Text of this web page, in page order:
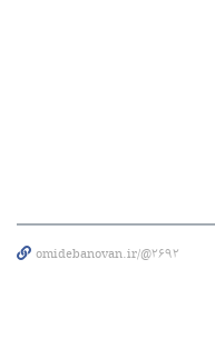
omidebanovan.ir/@2692